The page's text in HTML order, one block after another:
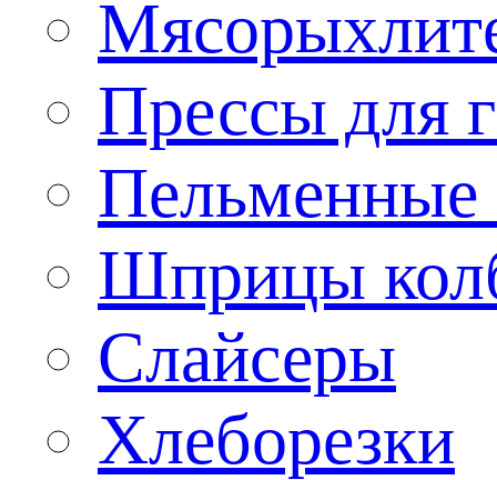
Прессы для
Пельменные
Шприцы
Слайсеры
Хлеборезки